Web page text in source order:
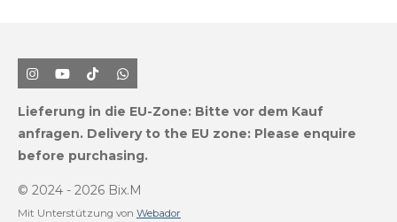
I
n
t
a
r
m
Y
o
T
u
e
T
i
k
T
o
W
h
t
s
p
Lieferung in die EU-Zone: Bitte vor dem Kauf
anfragen. Delivery to the EU zone: Please enquire
before purchasing.
© 2024 - 2026 Bix.M
Mit Unterstützung von Webador